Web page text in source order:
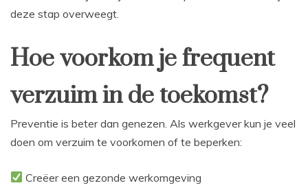
deze stap overweegt.
Hoe voorkom je frequent
verzuim in de toekomst?
Preventie is beter dan genezen. Als werkgever kun je veel
doen om verzuim te voorkomen of te beperken:
Creëer een gezonde werkomgeving